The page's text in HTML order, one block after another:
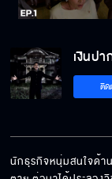
เงินป
ติด
นักธุรกิจหนุ่มสนใจด้า